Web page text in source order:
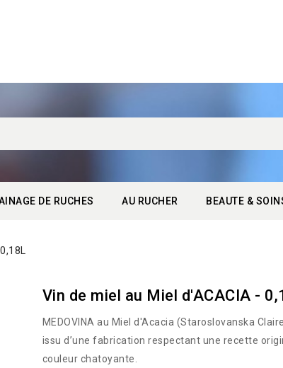
DE RUCHES AU RUCHER BEAUTE &
Vin de miel au Miel d'ACACIA -
MEDOVINA au Miel d'Acacia (Staroslovanska
issu d’une fabrication respectant une recette
couleur chatoyante.